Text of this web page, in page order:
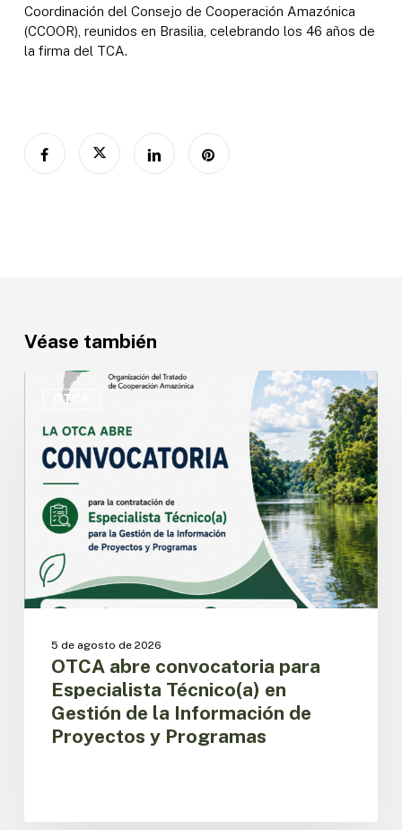
Coordinación del Consejo de Cooperación Amazónica
(CCOOR), reunidos en Brasilia, celebrando los 46 años de
la firma del TCA.
Véase también
OTCA
para
Especialista
Gestión
Información
de
Programas
5 de agosto de 2026
OTCA abre convocatoria para
Especialista Técnico(a) en
Gestión de la Información de
Proyectos y Programas